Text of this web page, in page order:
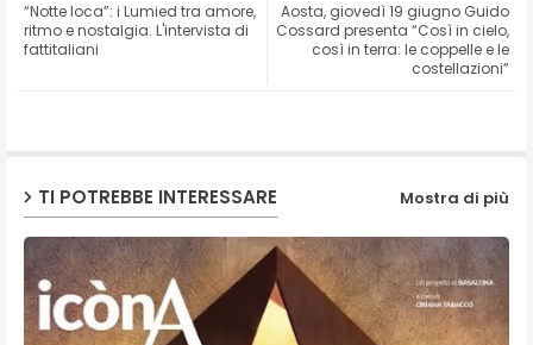
ter ats
Aosta, giovedì 19 giugno Guido
Cossard presenta “Così in cielo,
così in terra: le coppelle e le
costellazioni”
“Notte loca”: i Lumied tra amore,
ritmo e nostalgia. L'intervista di
fattitaliani
TI POTREBBE INTERESSARE Mostra di più